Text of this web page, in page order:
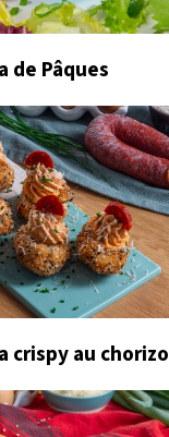
de Pâques
crispy au chorizo